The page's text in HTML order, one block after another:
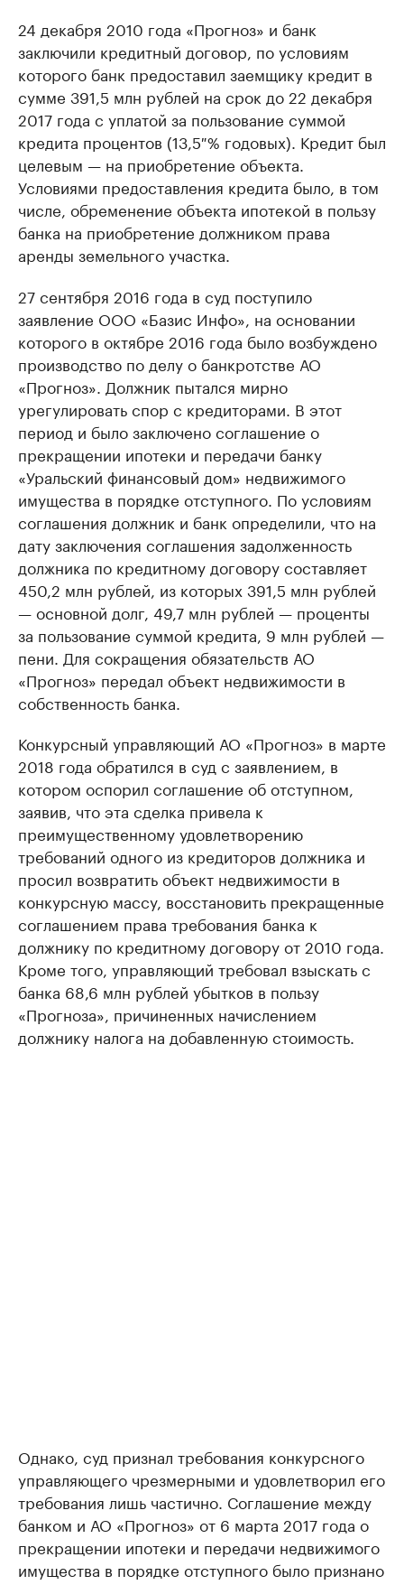
24 декабря 2010 года «Прогноз» и банк
заключили кредитный договор, по условиям
которого банк предоставил заемщику кредит в
сумме 391,5 млн рублей на срок до 22 декабря
2017 года с уплатой за пользование суммой
кредита процентов (13,5 % годовых). Кредит был
целевым — на приобретение объекта.
Условиями предоставления кредита было, в том
числе, обременение объекта ипотекой в пользу
банка на приобретение должником права
аренды земельного участка.
27 сентября 2016 года в суд поступило
заявление ООО «Базис Инфо», на основании
которого в октябре 2016 года было возбуждено
производство по делу о банкротстве АО
«Прогноз». Должник пытался мирно
урегулировать спор с кредиторами. В этот
период и было заключено соглашение о
прекращении ипотеки и передачи банку
«Уральский финансовый дом» недвижимого
имущества в порядке отступного. По условиям
соглашения должник и банк определили, что на
дату заключения соглашения задолженность
должника по кредитному договору составляет
450,2 млн рублей, из которых 391,5 млн рублей
— основной долг, 49,7 млн рублей — проценты
за пользование суммой кредита, 9 млн рублей —
пени. Для сокращения обязательств АО
«Прогноз» передал объект недвижимости в
собственность банка.
Конкурсный управляющий АО «Прогноз» в марте
2018 года обратился в суд с заявлением, в
котором оспорил соглашение об отступном,
заявив, что эта сделка привела к
преимущественному удовлетворению
требований одного из кредиторов должника и
просил возвратить объект недвижимости в
конкурсную массу, восстановить прекращенные
соглашением права требования банка к
должнику по кредитному договору от 2010 года.
Кроме того, управляющий требовал взыскать с
банка 68,6 млн рублей убытков в пользу
«Прогноза», причиненных начислением
должнику налога на добавленную стоимость.
Однако, суд признал требования конкурсного
управляющего чрезмерными и удовлетворил его
требования лишь частично. Соглашение между
банком и АО «Прогноз» от 6 марта 2017 года о
прекращении ипотеки и передачи недвижимого
имущества в порядке отступного было признано